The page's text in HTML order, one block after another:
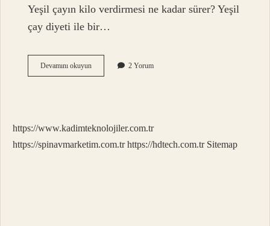
Yeşil çayın kilo verdirmesi ne kadar sürer? Yeşil
çay diyeti ile bir…
Devamını okuyunSallama
Yeşil
2 Yorum
https://www.kadimteknolojiler.com.tr
https://spinavmarketim.com.tr https://hdtech.com.tr Sitemap